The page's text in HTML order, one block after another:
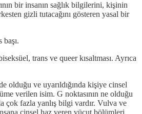
bir insanın sağlık bilgilerini, kişinin
gizli tutacağını gösteren yasal bir
trans ve queer kısaltması. Ayrıca
olduğu ve uyarıldığında kişiye cinsel
verilen isim. G noktasının ne olduğu
çok fazla yanlış bilgi vardır. Vulva ve